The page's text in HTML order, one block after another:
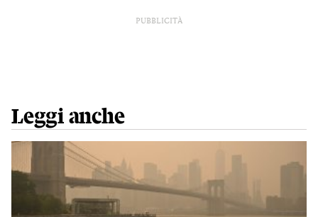
PUBBLICITÀ
Leggi anche